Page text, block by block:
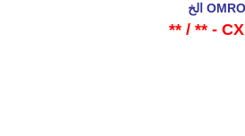
نعتمد / CTB سيرفو موتور شنايدر إلكتريك / OMRON الخ
CX - ** / **